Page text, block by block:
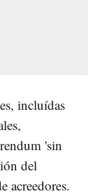
incluídas
'sin
del
acreedores.